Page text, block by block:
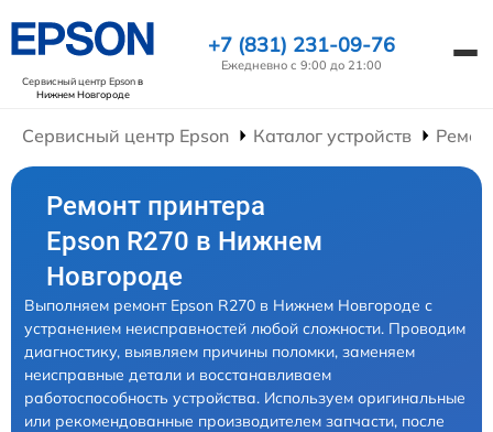
Сервисный центр Epsonв
Нижнем Новгороде
+7 (831) 231-09-76
Ежедневно с 9:00 до 21:00
Сервисный центр Epson Каталог устройств
Ремонт принтера
Epson R270 в Нижнем
Новгороде
Выполняем ремонт Epson R270 в Нижнем Новгороде с
устранением неисправностей любой сложности. Проводим
диагностику, выявляем причины поломки, заменяем
неисправные детали и восстанавливаем
работоспособность устройства. Используем оригинальные
или рекомендованные производителем запчасти, после